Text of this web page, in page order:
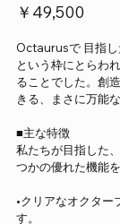
価
格
￥49,500
Octaurusで 目指し
という枠にとらわ
ることでした。創
きる、まさに万能
■主な特徴
私たちが目指した
つかの優れた機能
•クリアなオ​​クター
す。